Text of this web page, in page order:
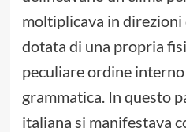
moltiplicava in direzioni
dotata di una propria
peculiare ordine interno
grammatica. In questo
italiana si manifestava